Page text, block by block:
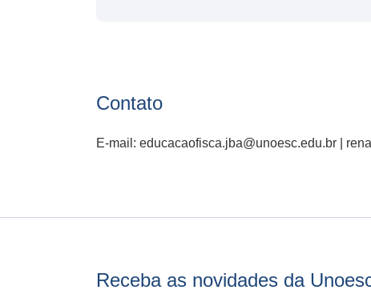
Contato
E-mail: educacaofisca.jba@unoesc.edu.br |
Receba as novidades da